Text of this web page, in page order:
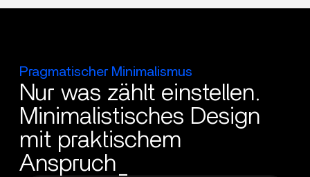
Pragmatischer Minimalismus
Nur was zählt einstellen.
Minimalistisches Design
mit praktischem
Anspruch_